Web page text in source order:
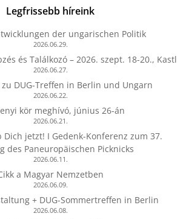
Legfrissebb híreink
der ungarischen Politik
2026.06.29.
és Találkozó – 2026. szept. 18-20., Kastl
2026.06.27.
DUG-Treffen in Berlin und Ungarn
2026.06.22.
kör meghívó, június 26-án
2026.06.21.
Dich jetzt! I Gedenk-Konferenz zum 37.
des Paneuropäischen Picknicks
2026.06.11.
a Magyar Nemzetben
2026.06.09.
+ DUG-Sommertreffen in Berlin
2026.06.08.